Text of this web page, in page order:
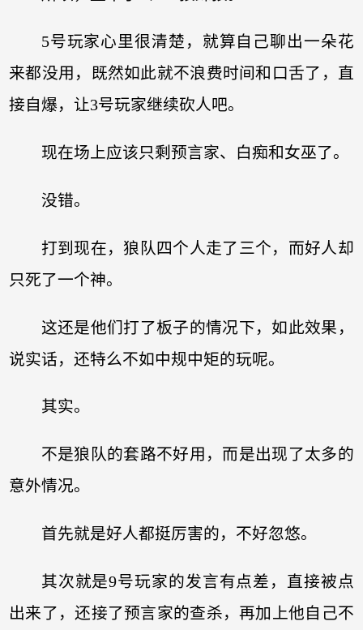
5号玩家心里很清楚，就算自己聊出一朵花
来都没用，既然如此就不浪费时间和口舌了，直
接自爆，让3号玩家继续砍人吧。
现在场上应该只剩预言家、白痴和女巫了。
没错。
打到现在，狼队四个人走了三个，而好人却
只死了一个神。
这还是他们打了板子的情况下，如此效果，
说实话，还特么不如中规中矩的玩呢。
其实。
不是狼队的套路不好用，而是出现了太多的
意外情况。
首先就是好人都挺厉害的，不好忽悠。
其次就是9号玩家的发言有点差，直接被点
出来了，还接了预言家的查杀，再加上他自己不